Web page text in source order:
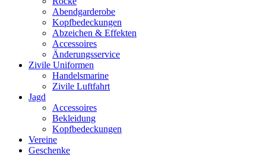
Abendgarderobe
Kopfbedeckungen
Abzeichen & Effekten
Accessoires
Änderungsservice
Zivile Uniformen
Handelsmarine
Zivile Luftfahrt
Jagd
Accessoires
Bekleidung
Kopfbedeckungen
Vereine
Geschenke